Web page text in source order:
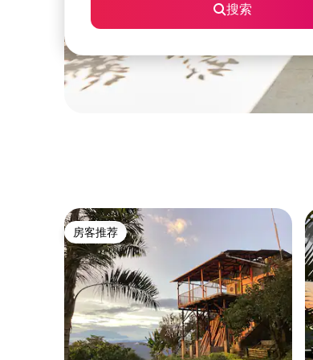
搜索
房客推荐
房客推荐